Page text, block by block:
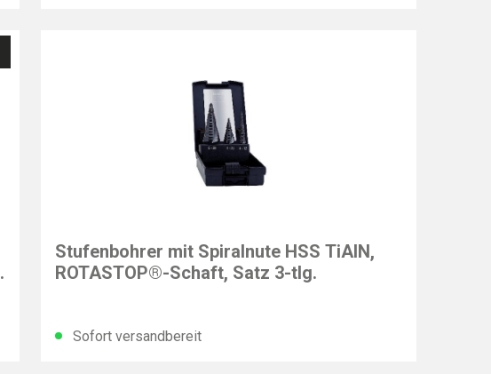
Stufenbohrer mit Spiralnute HSS TiAlN,
ROTASTOP®-Schaft, Satz 3-tlg.
Sofort versandbereit